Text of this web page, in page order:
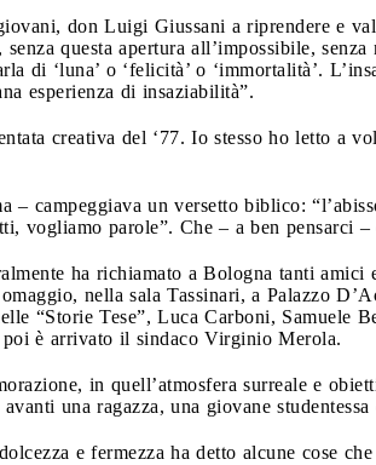
don Luigi Giussani a riprendere e
questa apertura all’impossibile,
di ‘luna’ o ‘felicità’ o ‘immortalità’.
esperienza di insaziabilità”.
creativa del ‘77. Io stesso ho letto a
– campeggiava un versetto biblico:
vogliamo parole”. Che – a ben pensarci –
ha richiamato a Bologna tanti
nella sala Tassinari, a Palazzo
“Storie Tese”, Luca Carboni, Samuele
è arrivato il sindaco Virginio Merola.
in quell’atmosfera surreale e
una ragazza, una giovane
e fermezza ha detto alcune cose